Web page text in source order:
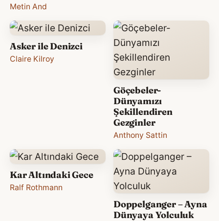
Metin And
Asker ile Denizci
Claire Kilroy
Göçebeler-
Dünyamızı
Şekillendiren
Gezginler
Anthony Sattin
Kar Altındaki Gece
Ralf Rothmann
Doppelganger – Ayna
Dünyaya Yolculuk